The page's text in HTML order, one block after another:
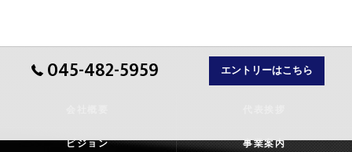
045-482-5959 エントリーはこちら
ビジョン 事業案内